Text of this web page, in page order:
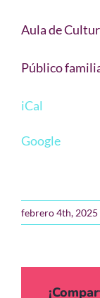
Aula de
Público
iCal
Google
febrero 4th, 2025